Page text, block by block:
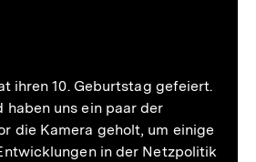
ihren 10. Geburtstag gefeiert.
haben uns ein paar der
die Kamera geholt, um einige
in der Netzpolitik